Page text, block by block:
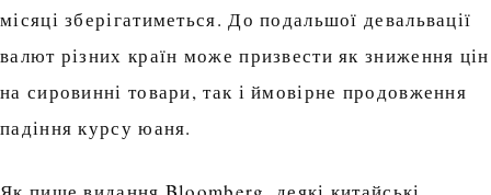
місяці зберігатиметься. До подальшої девальвації
валют різних країн може призвести як зниження цін
на сировинні товари, так і ймовірне продовження
падіння курсу юаня.